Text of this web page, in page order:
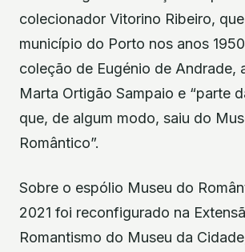
colecionador Vitorino Ribeiro,
município do Porto nos anos
coleção de Eugénio de Andrade,
Marta Ortigão Sampaio e “parte
que, de algum modo, saiu do
Romântico”.
Sobre o espólio Museu do
2021 foi reconfigurado na
Romantismo do Museu da